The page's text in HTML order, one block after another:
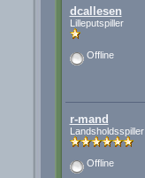
dcallesen
Lilleputspiller
Offline
r-mand
Landsholdsspiller
Offline